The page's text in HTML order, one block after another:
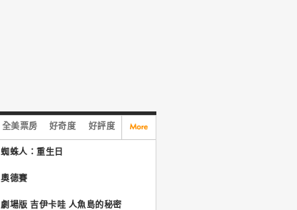
全美票房 好奇度 好評度
蜘蛛人：重生日
奧德賽
劇場版 吉伊卡哇 人魚島的秘密